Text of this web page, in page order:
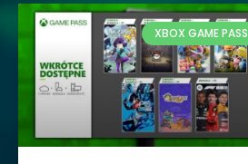
XBOX GAME PASS